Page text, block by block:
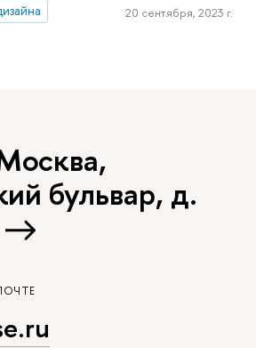
20 сентября, 2023 г.
бульвар, д.